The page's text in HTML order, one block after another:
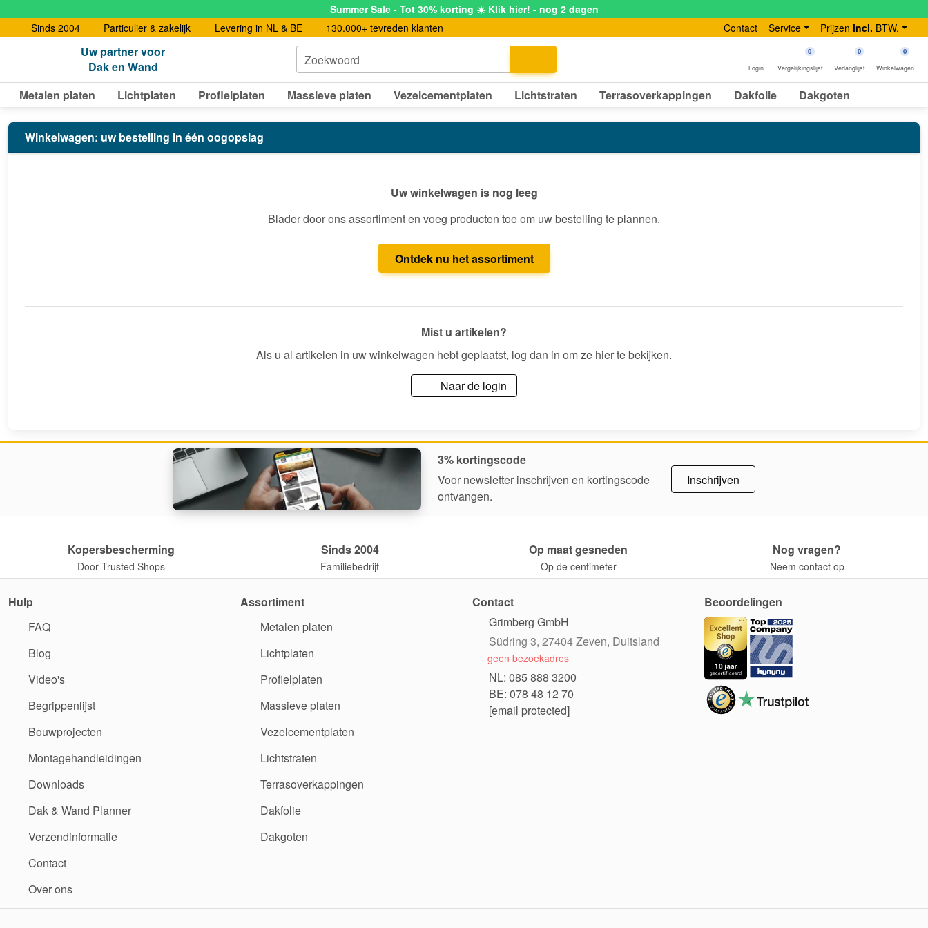
Summer Sale - Tot 30% korting ☀️ Klik hier! - nog 2 dagen
Sinds 2004
Particulier & zakelijk Levering in NL & BE 130.000+ tevreden klanten Contact Service Prijzen incl. BTW.
Uw partner voor
Dak en Wand
Zoekwoord
Login
0
Vergelijkingslijst
0
Verlanglijst
0
Winkelwagen
Metalen platen Lichtplaten Profielplaten Massieve platen Vezelcementplaten Lichtstraten Terrasoverkappingen Dakfolie Dakgoten
Winkelwagen: uw bestelling in één oogopslag
Uw winkelwagen is nog leeg
Blader door ons assortiment en voeg producten toe om uw bestelling te plannen.
Ontdek nu het assortiment
Mist u artikelen?
Als u al artikelen in uw winkelwagen hebt geplaatst, log dan in om ze hier te bekijken.
Naar de login
3% kortingscode
Voor newsletter inschrijven en kortingscode
ontvangen.
Inschrijven
Kopersbescherming
Door Trusted Shops
Sinds 2004
Familiebedrijf
Op maat gesneden
Op de centimeter
Nog vragen?
Neem contact op
Hulp
FAQ
Blog
Video's
Begrippenlijst
Bouwprojecten
Montagehandleidingen
Downloads
Dak & Wand Planner
Verzendinformatie
Contact
Over ons
Assortiment
Metalen platen
Lichtplaten
Profielplaten
Massieve platen
Vezelcementplaten
Lichtstraten
Terrasoverkappingen
Dakfolie
Dakgoten
Contact
Grimberg GmbH
Südring 3, 27404 Zeven, Duitsland
geen bezoekadres
NL: 085 888 3200
BE: 078 48 12 70
[email protected]
Beoordelingen